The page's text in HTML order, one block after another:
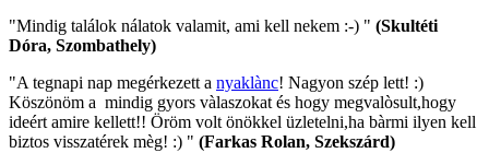
"Mindig találok nálatok valamit, ami kell nekem :-) " (Skultéti
Dóra, Szombathely)
"A tegnapi nap megérkezett a nyaklànc! Nagyon szép lett! :)
Köszönöm a mindig gyors vàlaszokat és hogy megvalòsult,hogy
ideért amire kellett!! Öröm volt önökkel üzletelni,ha bàrmi ilyen kell
biztos visszatérek mèg! :) " (Farkas Rolan, Szekszárd)